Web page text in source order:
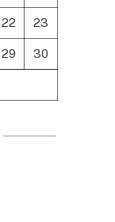
22 23
29 30